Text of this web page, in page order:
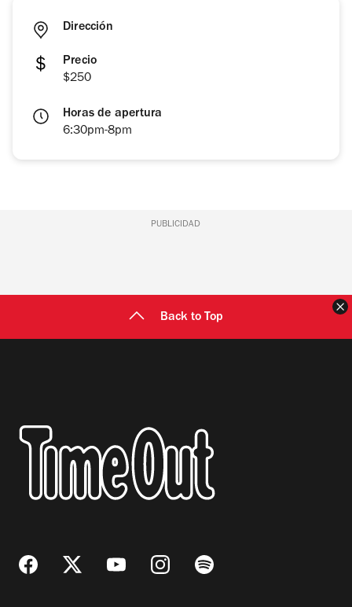
Dirección
Precio
$250
Horas de apertura
6:30pm-8pm
PUBLICIDAD
Back to Top